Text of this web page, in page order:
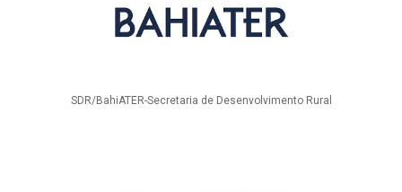
SDR/BahiATER-Secretaria de Desenvolvimento Rural